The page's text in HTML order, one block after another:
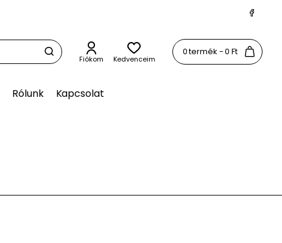
Fiókom Kedvenceim
0 termék - 0 Ft
Rólunk Kapcsolat